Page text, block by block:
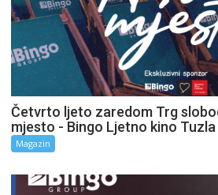
Četvrto ljeto zaredom Trg
mjesto - Bingo Ljetno kino Tuzla
Magazin